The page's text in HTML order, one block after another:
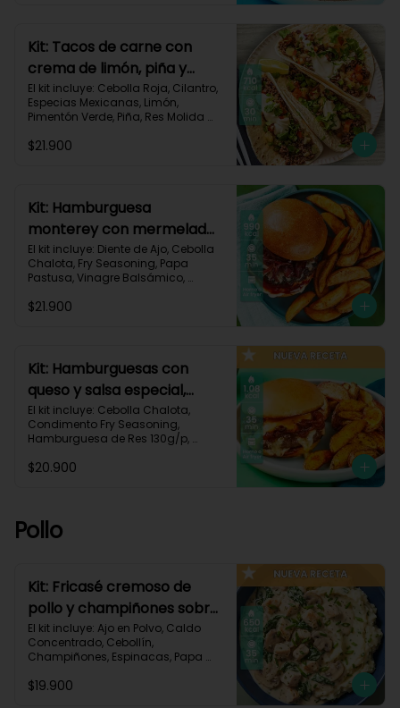
Grasas 30g | Proteínas 40g
Kit: Tacos de carne con
crema de limón, piña y
especias-17
El kit incluye: Cebolla Roja, Cilantro,
Especias Mexicanas, Limón,
Pimentón Verde, Piña, Res Molida
Tortillas de Harina (3/p) y Receta
Proteínas 31g
$21.900
Kit: Hamburguesa
monterey con mermelada
de chalota y mayonesa de
ajo-66
El kit incluye: Diente de Ajo, Cebolla
Chalota, Fry Seasoning, Papa
Pastusa, Vinagre Balsámico,
(125g/p), Pan Hamburguesa, Salsa
Carbohidratos 88g | Grasas 53g |
Proteínas 42g
$21.900
Kit: Hamburguesas con
queso y salsa especial,
papas y cebolla
caramelizada-142
El kit incluye: Cebolla Chalota,
Condimento Fry Seasoning,
Hamburguesa de Res 130g/p,
Hamburguesa brioche, Papa
1080 kcal | Carbohidratos 87g |
$20.900
Pollo
Kit: Fricasé cremoso de
pollo y champiñones sobre
puré de papa y espinacas-
152
El kit incluye: Ajo en Polvo, Caldo
Concentrado, Cebollín,
Champiñones, Espinacas, Papa
Pechuga de Pollo (foto 160g/p),
$19.900